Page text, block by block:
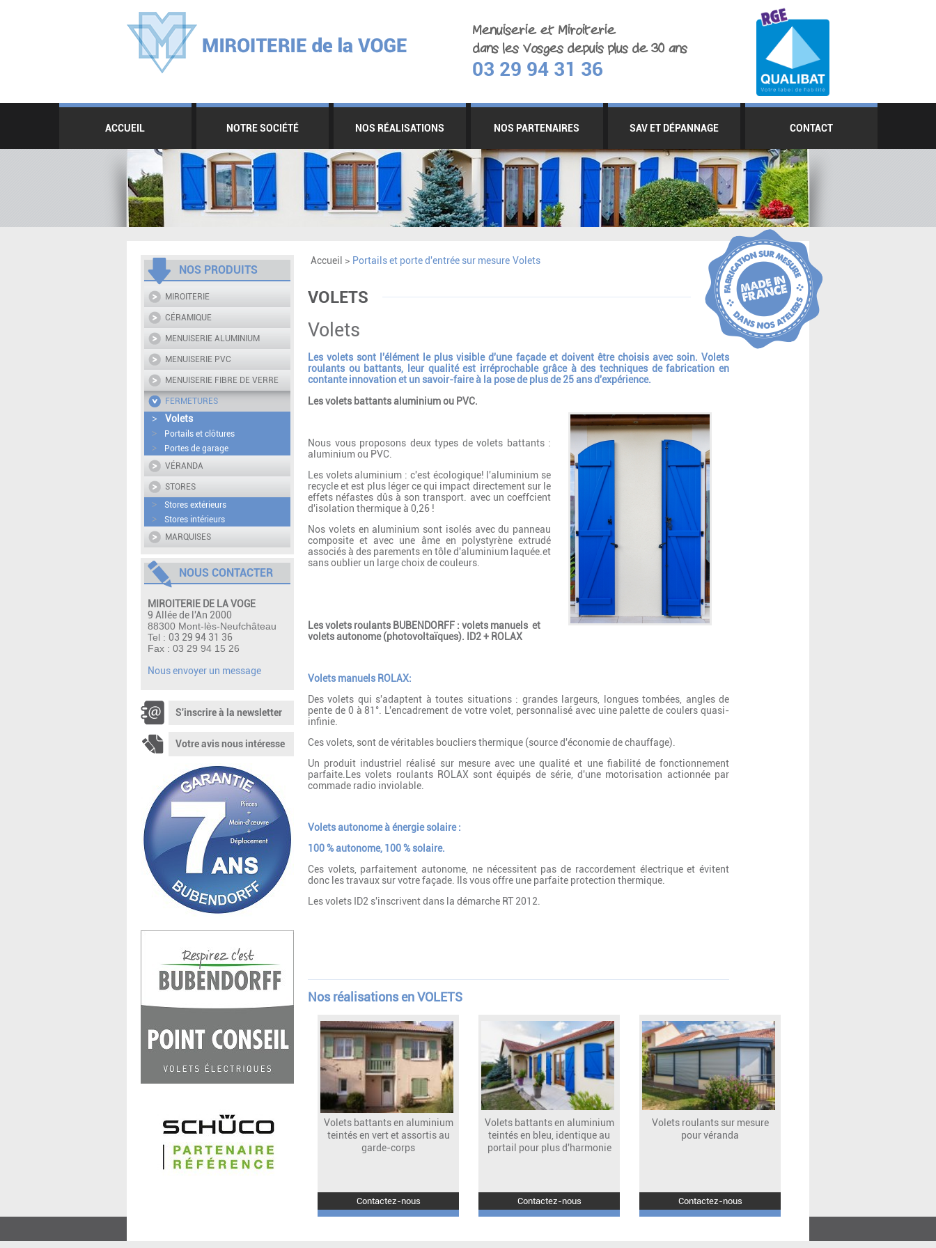
Menuiserie et Miroiterie
dans les Vosges depuis plus de 30 ans
03 29 94 31 36
ACCUEIL NOTRE SOCIÉTÉ NOS RÉALISATIONS NOS PARTENAIRES SAV ET DÉPANNAGE CONTACT
NOS PRODUITS
MIROITERIE
CÉRAMIQUE
MENUISERIE ALUMINIUM
MENUISERIE PVC
MENUISERIE FIBRE DE VERRE
FERMETURES
> Volets
> Portails et clôtures
>
Portes de garage
VÉRANDA
STORES
> Stores extérieurs
>
Stores intérieurs
MARQUISES
NOUS CONTACTER
MIROITERIE DE LA VOGE
9 Allée de l'An 2000
88300 Mont-lès-Neufchâteau
Tel : 03 29 94 31 36
Fax : 03 29 94 15 26
Nous envoyer un message
S'inscrire à la newsletter
Votre avis nous intéresse
Accueil > Portails et porte d'entrée sur mesure Volets
VOLETS
Volets
Les volets sont l'élément le plus visible d'une façade et doivent être choisis avec soin. Volets
roulants ou battants, leur qualité est irréprochable grâce à des techniques de fabrication en
contante innovation et un savoir-faire à la pose de plus de 25 ans d'expérience.
Les volets battants aluminium ou PVC.
Nous vous proposons deux types de volets battants :
aluminium ou PVC.
Les volets aluminium : c'est écologique! l'aluminium se
recycle et est plus léger ce qui impact directement sur le
effets néfastes dûs à son transport. avec un coeffcient
d'isolation thermique à 0,26 !
Nos volets en aluminium sont isolés avec du panneau
composite et avec une âme en polystyrène extrudé
associés à des parements en tôle d'aluminium laquée.et
sans oublier un large choix de couleurs.
Les volets roulants BUBENDORFF : volets manuels et
volets autonome (photovoltaïques). ID2 + ROLAX
Volets manuels ROLAX:
Des volets qui s'adaptent à toutes situations : grandes largeurs, longues tombées, angles de
pente de 0 à 81°. L'encadrement de votre volet, personnalisé avec uine palette de coulers quasi-
infinie.
Ces volets, sont de véritables boucliers thermique (source d'économie de chauffage).
Un produit industriel réalisé sur mesure avec une qualité et une fiabilité de fonctionnement
parfaite.Les volets roulants ROLAX sont équipés de série, d'une motorisation actionnée par
commade radio inviolable.
Volets autonome à énergie solaire :
100 % autonome, 100 % solaire.
Ces volets, parfaitement autonome, ne nécessitent pas de raccordement électrique et évitent
donc les travaux sur votre façade. Ils vous offre une parfaite protection thermique.
Les volets ID2 s'inscrivent dans la démarche RT 2012.
Nos réalisations en VOLETS
Volets battants en aluminium
teintés en vert et assortis au
garde-corps
Contactez-nous
Volets battants en aluminium
teintés en bleu, identique au
portail pour plus d'harmonie
Contactez-nous
Volets roulants sur mesure
pour véranda
Contactez-nous